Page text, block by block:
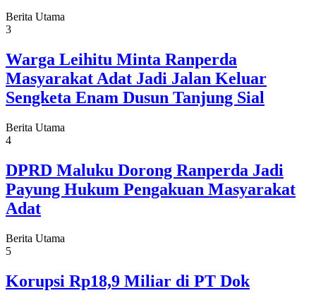
Berita Utama
3
Warga Leihitu Minta Ranperda
Masyarakat Adat Jadi Jalan Keluar
Sengketa Enam Dusun Tanjung Sial
Berita Utama
4
DPRD Maluku Dorong Ranperda Jadi
Payung Hukum Pengakuan Masyarakat
Adat
Berita Utama
5
Korupsi Rp18,9 Miliar di PT Dok